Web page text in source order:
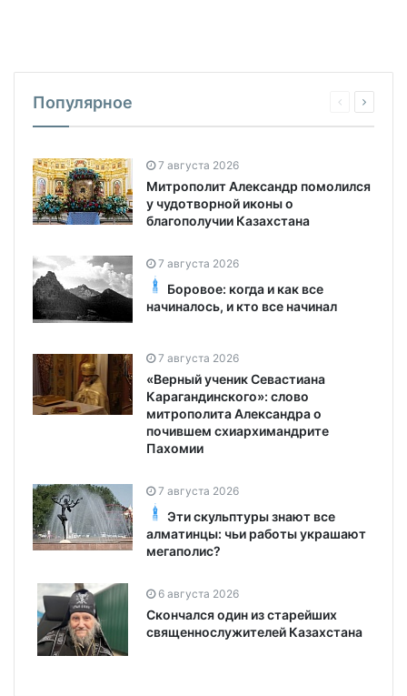
Популярное
7 августа 2026
Митрополит Александр помолился
у чудотворной иконы о
благополучии Казахстана
7 августа 2026
Боровое: когда и как все
начиналось, и кто все начинал
7 августа 2026
«Верный ученик Севастиана
Карагандинского»: слово
митрополита Александра о
почившем схиархимандрите
Пахомии
7 августа 2026
Эти скульптуры знают все
алматинцы: чьи работы украшают
мегаполис?
6 августа 2026
Скончался один из старейших
священнослужителей Казахстана